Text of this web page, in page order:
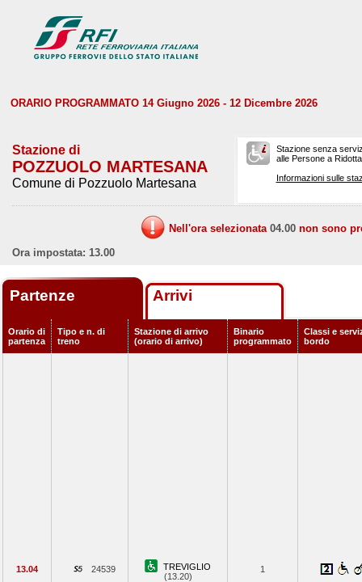
ORARIO PROGRAMMATO 14 Giugno 2026 - 12 Dicembre 2026
Stazione di
POZZUOLO MARTESANA
Comune di Pozzuolo Martesana
Stazione senza
alle Persone a
Informazioni sulle
Nell'ora selezionata 04.00 non sono
Ora impostata: 13.00
Partenze Arrivi
Orario di
partenza
Tipo e n. di
treno
Stazione di arrivo
(orario di arrivo)
Binario
programmato
Classi e
bordo
13.04 24539
TREVIGLIO
(13.20)
1